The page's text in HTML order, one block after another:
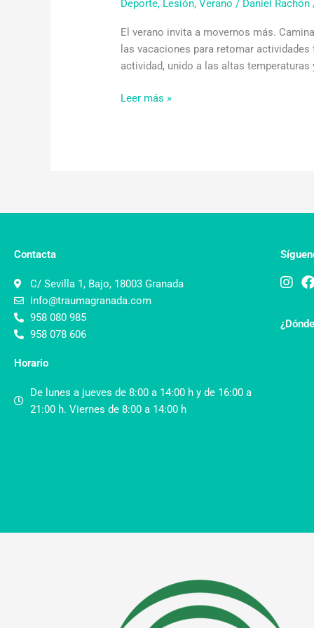
Deporte, Lesión,Verano / Daniel Rachón
El verano invita a movernos más.
las vacaciones para retomar
actividad, unido a las altas
Leer más »
Contacta
C/ Sevilla 1, Bajo, 18003 Granada
info@traumagranada.com
958 080 985
958 078 606
Horario
De lunes a jueves de 8:00 a 14:00 h y de 16:00 a
21:00 h. Viernes de 8:00 a 14:00 h